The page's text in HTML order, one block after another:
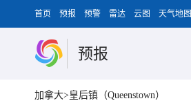
首页 预报 预警 雷达 云图 天气地图
预报
加拿大>皇后镇（Queenstown）